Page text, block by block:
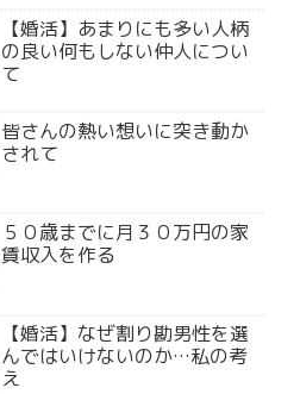
【婚活】あまりにも多い人柄
の良い何もしない仲人につい
て
皆さんの熱い想いに突き動か
されて
５０歳までに月３０万円の家
賃収入を作る
【婚活】なぜ割り勘男性を選
んではいけないのか…私の考
え